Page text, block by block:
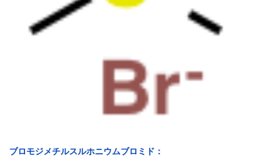
ブロモジメチルスルホニウムブロミド：